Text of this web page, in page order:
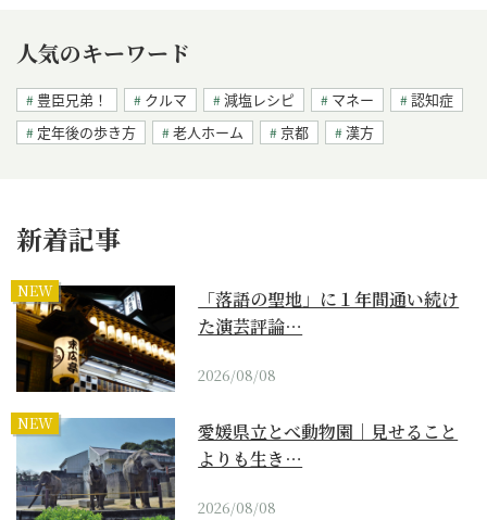
人気のキーワード
豊臣兄弟！ クルマ 減塩レシピ マネー
認知症
定年後の歩き方
老人ホーム 京都 漢方
新着記事
NEW
「落語の聖地」に１年間通い続け
た演芸評論…
2026/08/08
NEW
愛媛県立とべ動物園｜見せること
よりも生き…
2026/08/08